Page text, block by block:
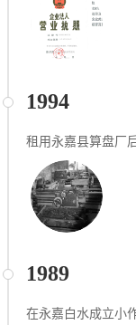
1994
租用永嘉县算盘厂
1989
在永嘉白水成立小